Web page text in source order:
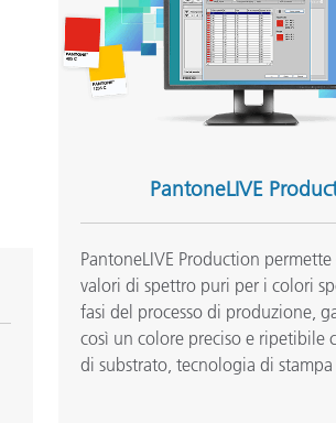
PantoneLIVE
PantoneLIVE Production
valori di spettro puri per i colori
fasi del processo di produzione,
così un colore preciso e ripetibile
di substrato, tecnologia di